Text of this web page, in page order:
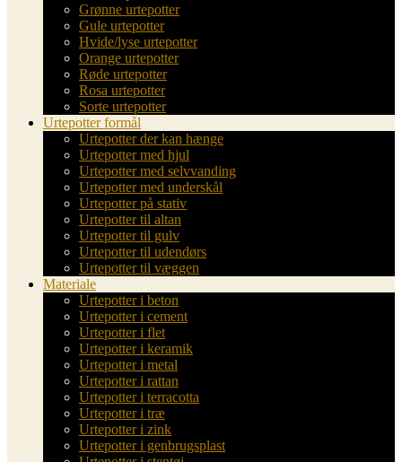
Grønne urtepotter
Gule urtepotter
Hvide/lyse urtepotter
Orange urtepotter
Røde urtepotter
Rosa urtepotter
Sorte urtepotter
Urtepotter formål
Urtepotter der kan hænge
Urtepotter med hjul
Urtepotter med selvvanding
Urtepotter med underskål
Urtepotter på stativ
Urtepotter til altan
Urtepotter til gulv
Urtepotter til udendørs
Urtepotter til væggen
Materiale
Urtepotter i beton
Urtepotter i cement
Urtepotter i flet
Urtepotter i keramik
Urtepotter i metal
Urtepotter i rattan
Urtepotter i terracotta
Urtepotter i træ
Urtepotter i zink
Urtepotter i genbrugsplast